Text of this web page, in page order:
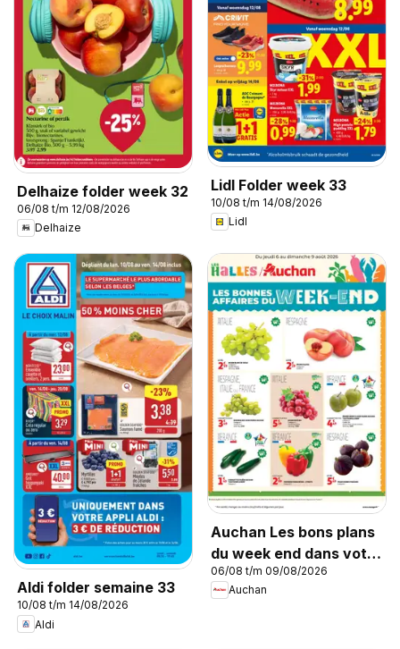
Delhaize folder week 32
06/08 t/m 12/08/2026
Delhaize
Lidl Folder week 33
10/08 t/m 14/08/2026
Lidl
Aldi folder semaine 33
10/08 t/m 14/08/2026
Aldi
Auchan Les bons plans
du week end dans votre
hyper !
06/08 t/m 09/08/2026
Auchan